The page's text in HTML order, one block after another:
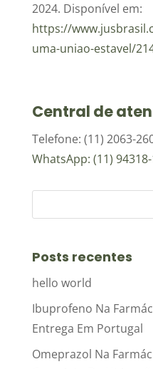
2024. Disponível em:
https://
uma-uniao-estavel/
Central de
Telefone: (11) 2063-
WhatsApp: (11)
Posts recentes
hello world
Ibuprofeno Na
Entrega Em Portugal
Omeprazol Na